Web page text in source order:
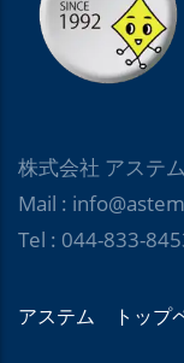
株式会社 アステム
Mail :
Tel : 044-833-
アステム トップ